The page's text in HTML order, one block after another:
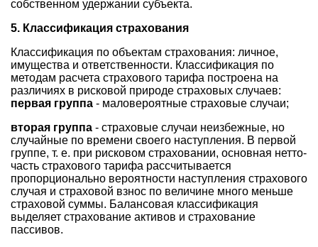
собственном удержании субъекта.
5. Классификация страхования
Классификация по объектам страхования: личное,
имущества и ответственности. Классификация по
методам расчета страхового тарифа построена на
различиях в рисковой природе страховых случаев:
первая группа - маловероятные страховые случаи;
вторая группа - страховые случаи неизбежные, но
случайные по времени своего наступления. В первой
группе, т. е. при рисковом страховании, основная нетто-
часть страхового тарифа рассчитывается
пропорционально вероятности наступления страхового
случая и страховой взнос по величине много меньше
страховой суммы. Балансовая классификация
выделяет страхование активов и страхование
пассивов.